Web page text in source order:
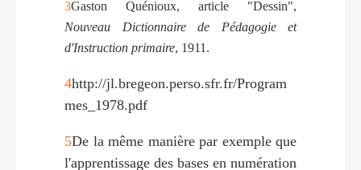
3Gaston Quénioux, article "Dessin",
Nouveau Dictionnaire de Pédagogie et
d'Instruction primaire, 1911.
4http://jl.bregeon.perso.sfr.fr/Program
mes_1978.pdf
5De la même manière par exemple que
l'apprentissage des bases en numération